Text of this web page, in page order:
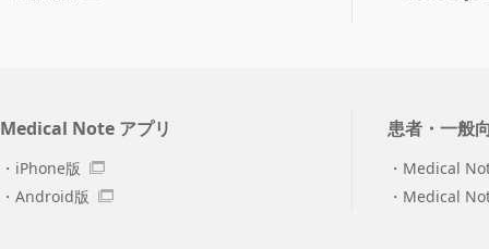
Medical Note アプリ
iPhone版
Android版
患者・一般
Medical
Medical